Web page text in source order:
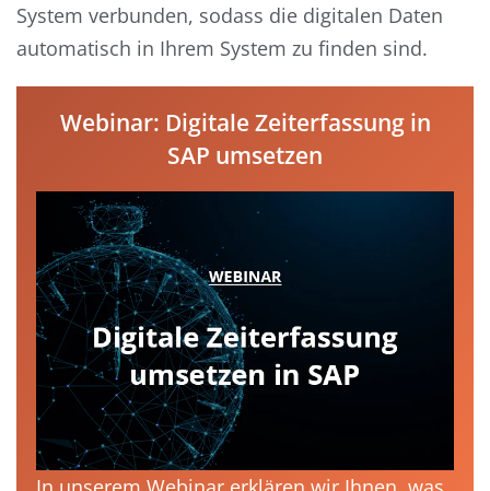
System verbunden, sodass die digitalen Daten
automatisch in Ihrem System zu finden sind.
Webinar: Digitale Zeiterfassung in
SAP umsetzen